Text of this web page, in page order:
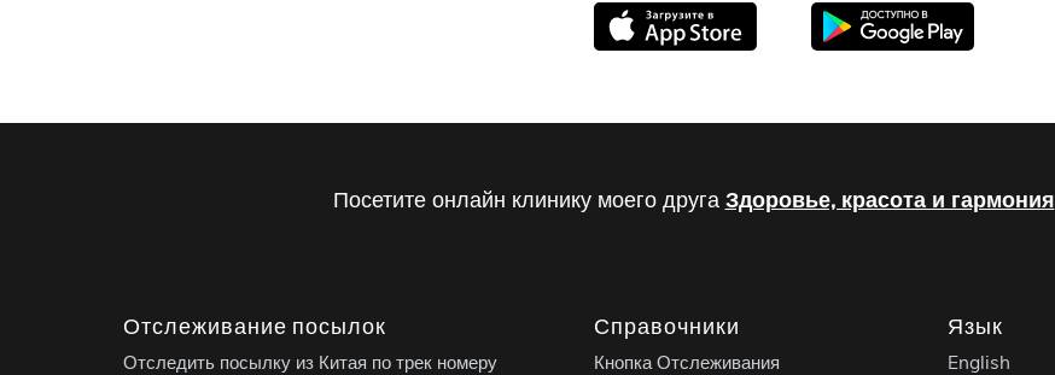
Посетите онлайн клинику моего друга Здоровье, красота и гармония
Отслеживание посылок
Отследить посылку из Китая по трек номеру
Справочники
Кнопка Отслеживания
Язык
English